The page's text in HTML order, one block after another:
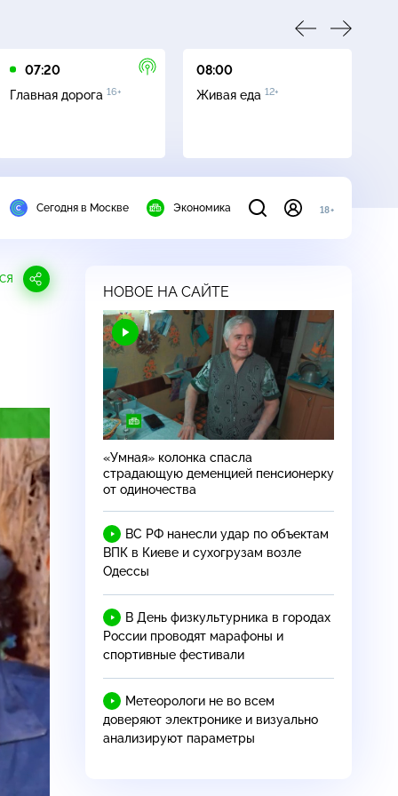
07:20
Главная дорога 16+
08:00
Живая еда 12+
Сегодня в Москве Экономика 18+
НОВОЕ НА САЙТЕ
«Умная» колонка спасла
страдающую деменцией пенсионерку
от одиночества
ВС РФ нанесли удар по объектам
ВПК в Киеве и сухогрузам возле
Одессы
В День физкультурника в городах
России проводят марафоны и
спортивные фестивали
Метеорологи не во всем
доверяют электронике и визуально
анализируют параметры